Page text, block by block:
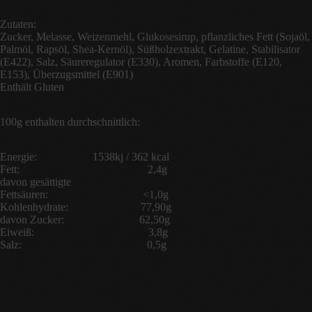
Zutaten:
Zucker, Melasse, Weizenmehl, Glukosesirup, pflanzliches Fett (Sojaöl,
Palmöl, Rapsöl, Shea-Kernöl), Süßholzextrakt, Gelatine, Stabilisator
(E422), Salz, Säureregulator (E330), Aromen, Farbstoffe (E120,
E153), Überzugsmittel (E901)
Enthält Gluten
100g enthalten durchschnittlich:
Energie: 1538kj / 362 kcal
Fett: 2,4g
davon gesättigte
Fettsäuren: <1,0g
Kohlenhydrate: 77,90g
davon Zucker: 62,50g
Eiweiß: 3,8g
Salz: 0,5g